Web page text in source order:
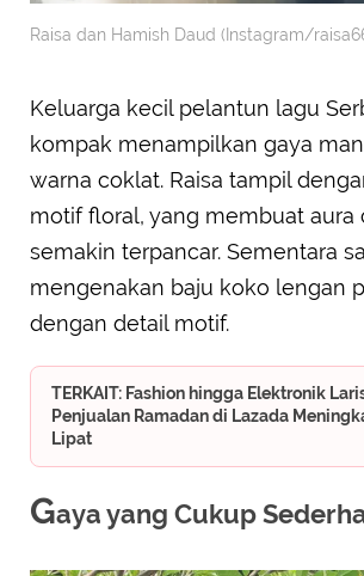
Raisa dan Hamish Daud (Instagram/
Keluarga kecil pelantun lagu
kompak menampilkan gaya
warna coklat. Raisa tampil
motif floral, yang membuat aura
semakin terpancar. Sementara
mengenakan baju koko lengan
dengan detail motif.
TERKAIT: Fashion hingga Elektronik
Penjualan Ramadan di Lazada
Lipat
Gaya yang Cukup